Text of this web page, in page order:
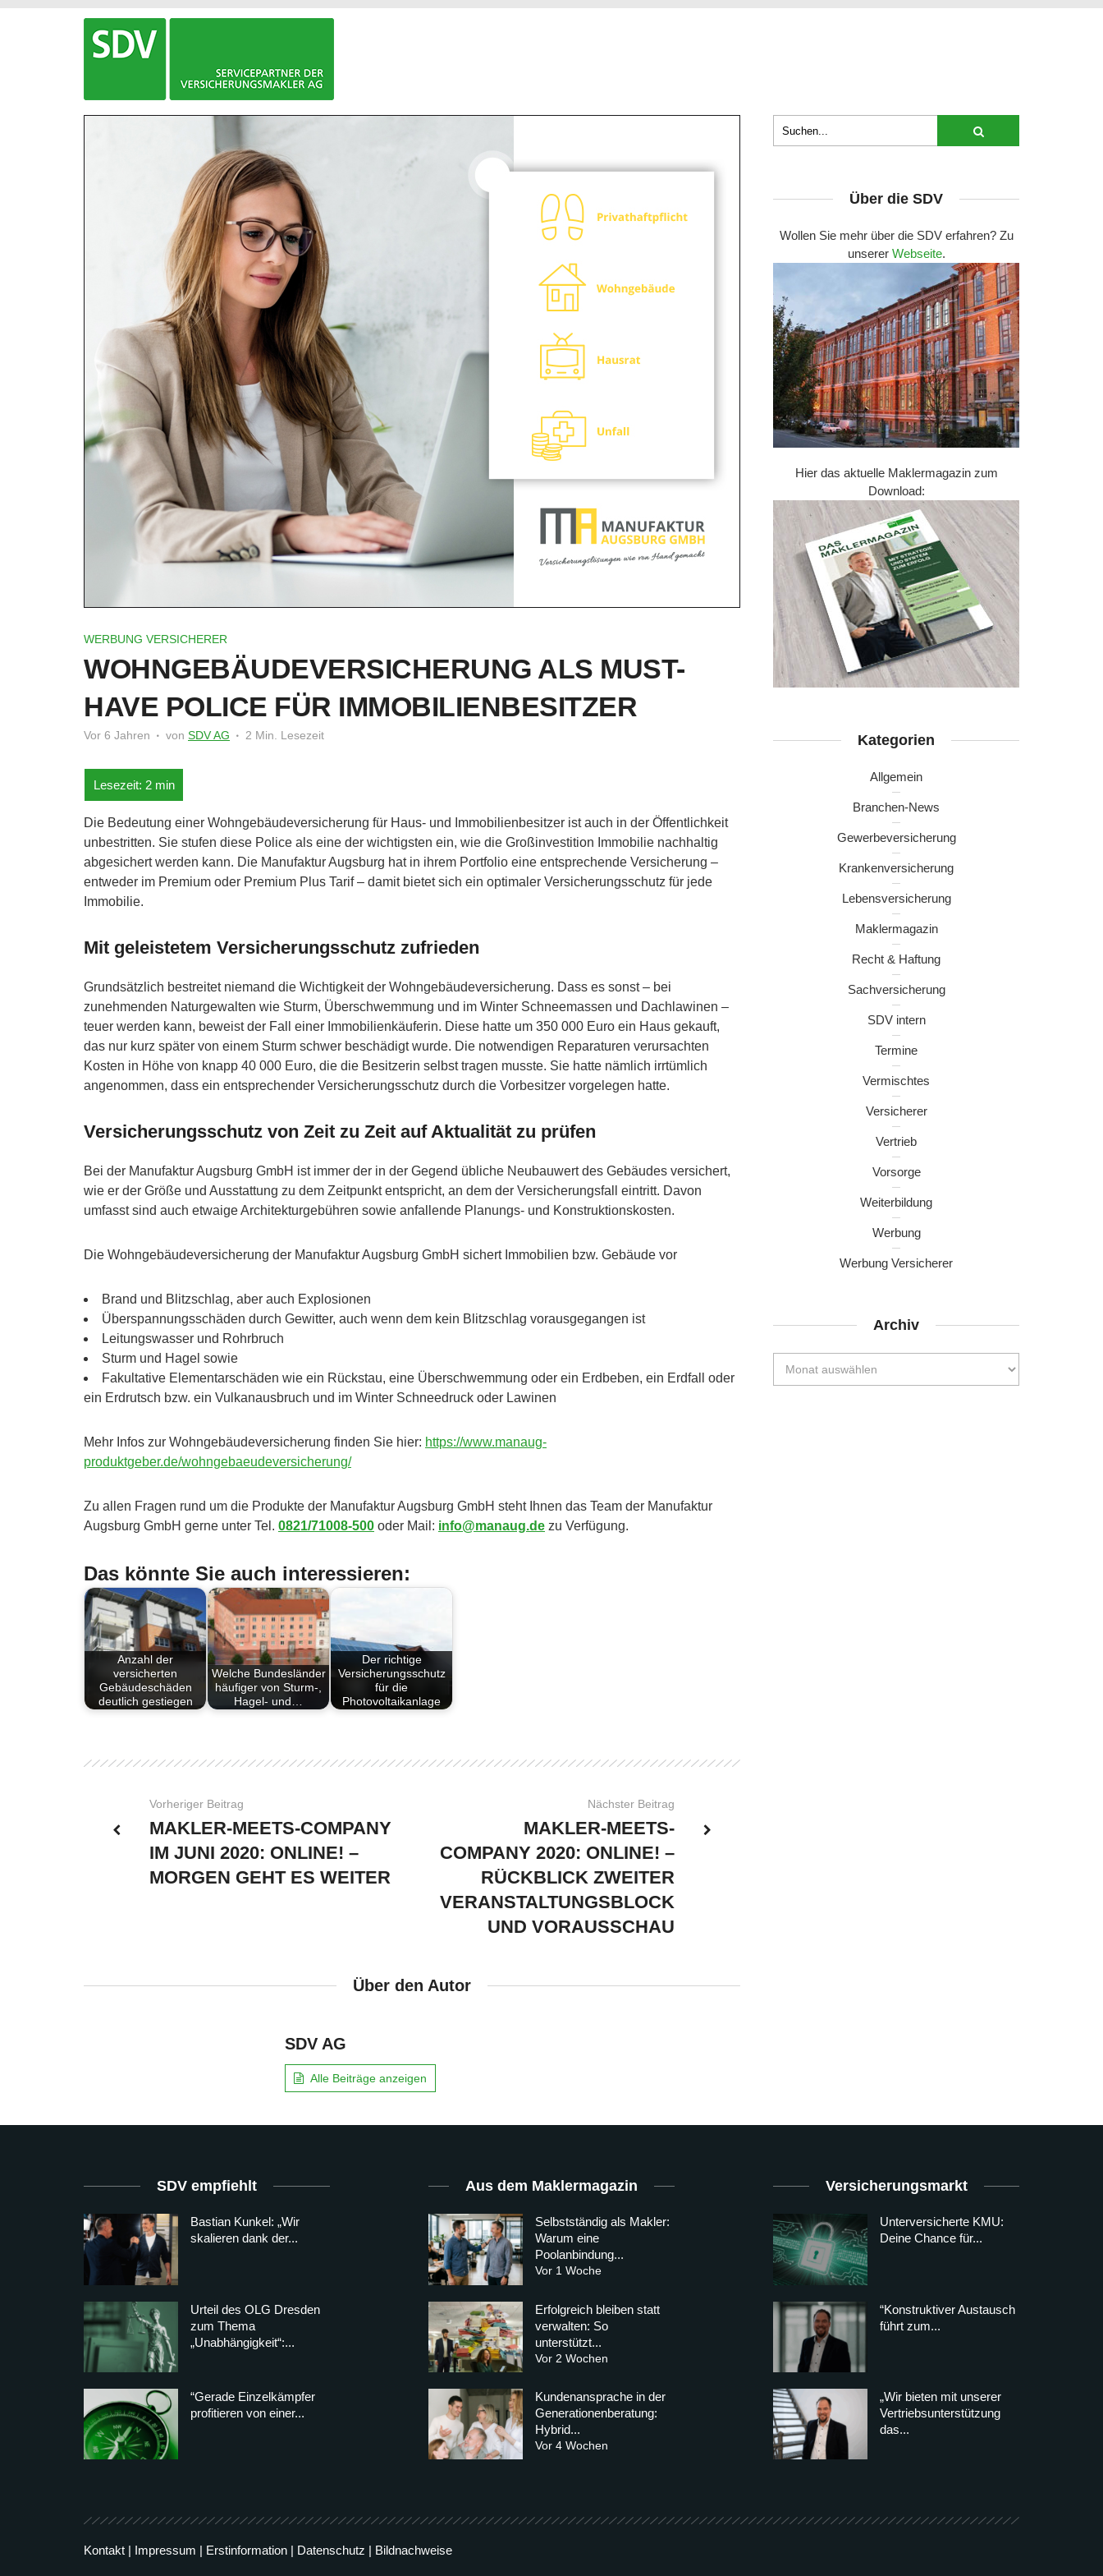
WERBUNG VERSICHERER
WOHNGEBÄUDEVERSICHERUNG ALS MUST-
HAVE POLICE FÜR IMMOBILIENBESITZER
Vor 6 Jahren von SDV AG 2 Min. Lesezeit
Die Bedeutung einer Wohngebäudeversicherung für Haus- und Immobilienbesitzer ist auch in der Öffentlichkeit
unbestritten. Sie stufen diese Police als eine der wichtigsten ein, wie die Großinvestition Immobilie nachhaltig
abgesichert werden kann. Die Manufaktur Augsburg hat in ihrem Portfolio eine entsprechende Versicherung –
entweder im Premium oder Premium Plus Tarif – damit bietet sich ein optimaler Versicherungsschutz für jede
Immobilie.
Mit geleistetem Versicherungsschutz zufrieden
Grundsätzlich bestreitet niemand die Wichtigkeit der Wohngebäudeversicherung. Dass es sonst – bei
zunehmenden Naturgewalten wie Sturm, Überschwemmung und im Winter Schneemassen und Dachlawinen –
teuer werden kann, beweist der Fall einer Immobilienkäuferin. Diese hatte um 350 000 Euro ein Haus gekauft,
das nur kurz später von einem Sturm schwer beschädigt wurde. Die notwendigen Reparaturen verursachten
Kosten in Höhe von knapp 40 000 Euro, die die Besitzerin selbst tragen musste. Sie hatte nämlich irrtümlich
angenommen, dass ein entsprechender Versicherungsschutz durch die Vorbesitzer vorgelegen hatte.
Versicherungsschutz von Zeit zu Zeit auf Aktualität zu prüfen
Bei der Manufaktur Augsburg GmbH ist immer der in der Gegend übliche Neubauwert des Gebäudes versichert,
wie er der Größe und Ausstattung zu dem Zeitpunkt entspricht, an dem der Versicherungsfall eintritt. Davon
umfasst sind auch etwaige Architekturgebühren sowie anfallende Planungs- und Konstruktionskosten.
Die Wohngebäudeversicherung der Manufaktur Augsburg GmbH sichert Immobilien bzw. Gebäude vor
Brand und Blitzschlag, aber auch Explosionen
Überspannungsschäden durch Gewitter, auch wenn dem kein Blitzschlag vorausgegangen ist
Leitungswasser und Rohrbruch
Sturm und Hagel sowie
Fakultative Elementarschäden wie ein Rückstau, eine Überschwemmung oder ein Erdbeben, ein Erdfall oder
ein Erdrutsch bzw. ein Vulkanausbruch und im Winter Schneedruck oder Lawinen
Mehr Infos zur Wohngebäudeversicherung finden Sie hier: https://www.manaug-
produktgeber.de/wohngebaeudeversicherung/
Zu allen Fragen rund um die Produkte der Manufaktur Augsburg GmbH steht Ihnen das Team der Manufaktur
Augsburg GmbH gerne unter Tel. 0821/71008-500 oder Mail: info@manaug.de zu Verfügung.
Das könnte Sie auch interessieren:
Anzahl der
versicherten
Gebäudeschäden
deutlich gestiegen
Welche Bundesländer
häufiger von Sturm-,
Hagel- und…
Der richtige
Versicherungsschutz
für die
Photovoltaikanlage
Vorheriger Beitrag
MAKLER-MEETS-COMPANY
IM JUNI 2020: ONLINE! –
MORGEN GEHT ES WEITER
Nächster Beitrag
MAKLER-MEETS-
COMPANY 2020: ONLINE! –
RÜCKBLICK ZWEITER
VERANSTALTUNGSBLOCK
UND VORAUSSCHAU
Über den Autor
SDV AG
Alle Beiträge anzeigen
Über die SDV
Wollen Sie mehr über die SDV erfahren? Zu
unserer Webseite.
Hier das aktuelle Maklermagazin zum
Download:
Kategorien
Allgemein
Branchen-News
Gewerbeversicherung
Krankenversicherung
Lebensversicherung
Maklermagazin
Recht & Haftung
Sachversicherung
SDV intern
Termine
Vermischtes
Versicherer
Vertrieb
Vorsorge
Weiterbildung
Werbung
Werbung Versicherer
Archiv
SDV empfiehlt
Bastian Kunkel: „Wir
skalieren dank der...
Urteil des OLG Dresden
zum Thema
„Unabhängigkeit“:...
“Gerade Einzelkämpfer
profitieren von einer...
Aus dem Maklermagazin
Selbstständig als Makler:
Warum eine
Poolanbindung...
Vor 1 Woche
Erfolgreich bleiben statt
verwalten: So
unterstützt...
Vor 2 Wochen
Kundenansprache in der
Generationenberatung:
Hybrid...
Vor 4 Wochen
Versicherungsmarkt
Unterversicherte KMU:
Deine Chance für...
“Konstruktiver Austausch
führt zum...
„Wir bieten mit unserer
Vertriebsunterstützung
das...
Kontakt | Impressum | Erstinformation | Datenschutz | Bildnachweise